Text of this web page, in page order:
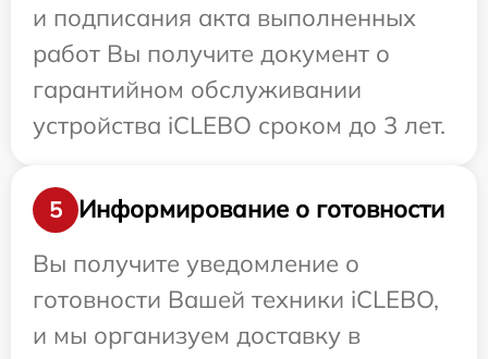
и подписания акта выполненных
работ Вы получите документ о
гарантийном обслуживании
устройства iCLEBO сроком до 3 лет.
5
Информирование о готовности
Вы получите уведомление о
готовности Вашей техники iCLEBO,
и мы организуем доставку в